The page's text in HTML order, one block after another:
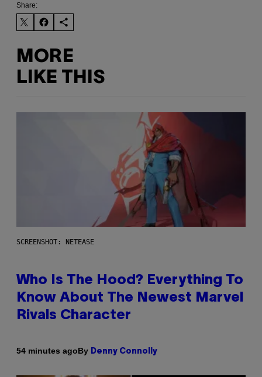
Share:
MORE
LIKE THIS
SCREENSHOT: NETEASE
Who Is The Hood? Everything To
Know About The Newest Marvel
Rivals Character
54 minutes agoBy Denny Connolly